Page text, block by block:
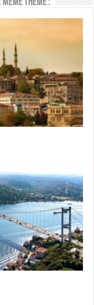
thème :